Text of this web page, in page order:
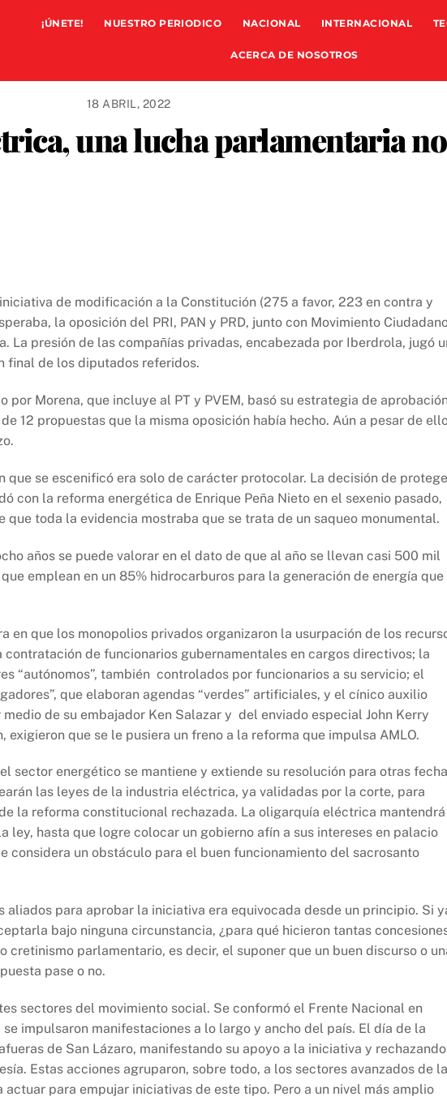
¡ÚNETE! NUESTRO PERIODICO NACIONAL INTERNACIONAL
ACERCA DE NOSOTROS
18 ABRIL, 2022
una lucha parlamentaria no
de modificación a la Constitución (275 a favor, 223 en contra y
la oposición del PRI, PAN y PRD, junto con Movimiento
La presión de las compañías privadas, encabezada por Iberdrola, jugó
final de los diputados referidos.
por Morena, que incluye al PT y PVEM, basó su estrategia de aprobación
12 propuestas que la misma oposición había hecho. Aún a pesar de
que se escenificó era solo de carácter protocolar. La decisión de
con la reforma energética de Enrique Peña Nieto en el sexenio pasado,
que toda la evidencia mostraba que se trata de un saqueo monumental.
años se puede valorar en el dato de que al año se llevan casi 500 mil
emplean en un 85% hidrocarburos para la generación de energía que
en que los monopolios privados organizaron la usurpación de los
de funcionarios gubernamentales en cargos directivos; la
“autónomos”, también controlados por funcionarios a su servicio; el
que elaboran agendas “verdes” artificiales, y el cínico auxilio
de su embajador Ken Salazar y del enviado especial John Kerry
exigieron que se le pusiera un freno a la reforma que impulsa AMLO.
sector energético se mantiene y extiende su resolución para otras
las leyes de la industria eléctrica, ya validadas por la corte, para
la reforma constitucional rechazada. La oligarquía eléctrica mantendrá
ley, hasta que logre colocar un gobierno afín a sus intereses en palacio
considera un obstáculo para el buen funcionamiento del sacrosanto
aliados para aprobar la iniciativa era equivocada desde un principio. Si
bajo ninguna circunstancia, ¿para qué hicieron tantas
cretinismo parlamentario, es decir, el suponer que un buen discurso o
pase o no.
sectores del movimiento social. Se conformó el Frente Nacional en
impulsaron manifestaciones a lo largo y ancho del país. El día de la
de San Lázaro, manifestando su apoyo a la iniciativa y
Estas acciones agruparon, sobre todo, a los sectores avanzados de
actuar para empujar iniciativas de este tipo. Pero a un nivel más amplio